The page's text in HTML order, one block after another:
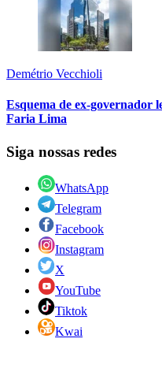
Demétrio Vecchioli
Esquema de ex-governador
Faria Lima
Siga nossas redes
WhatsApp
Telegram
Facebook
Instagram
X
YouTube
Tiktok
Kwai